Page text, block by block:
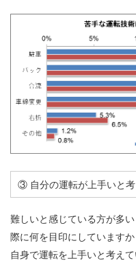
③ 自分の運転が上手いと
難しいと感じている方が多
際に何を目印にしていますか
自身で運転を上手いと考え